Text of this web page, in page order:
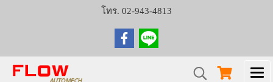
โทร. 02-943-4813